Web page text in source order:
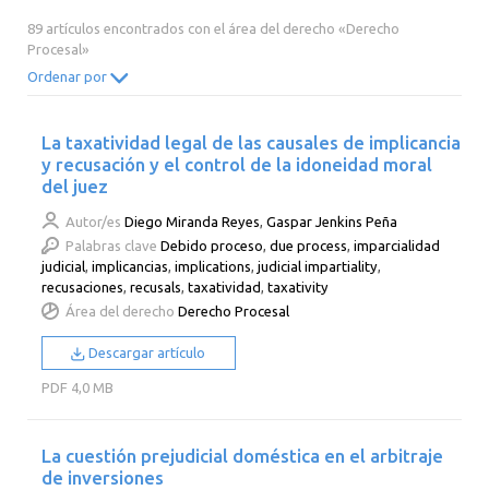
89 artículos encontrados con el área del derecho «Derecho
Procesal»
Ordenar por
La taxatividad legal de las causales de implicancia
y recusación y el control de la idoneidad moral
del juez
Autor/es Diego Miranda Reyes ,Gaspar Jenkins Peña
Palabras clave Debido proceso,due process,imparcialidad
judicial,implicancias,implications,judicial impartiality,
recusaciones,recusals,taxatividad,taxativity
Área del derecho Derecho Procesal
Descargar artículo
PDF 4,0 MB
La cuestión prejudicial doméstica en el arbitraje
de inversiones